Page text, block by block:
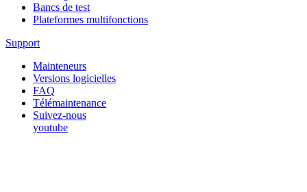
Bancs de test
Plateformes multifonctions
Support
Mainteneurs
Versions logicielles
FAQ
Télémaintenance
Suivez-nous
youtube